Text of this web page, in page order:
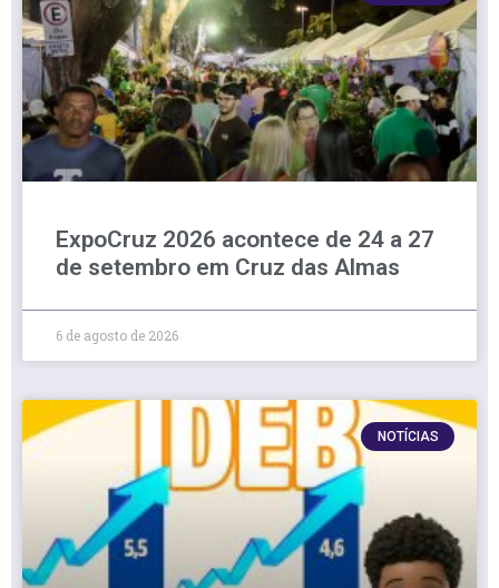
ExpoCruz 2026 acontece de 24 a 27
de setembro em Cruz das Almas
6 de agosto de 2026
NOTÍCIAS